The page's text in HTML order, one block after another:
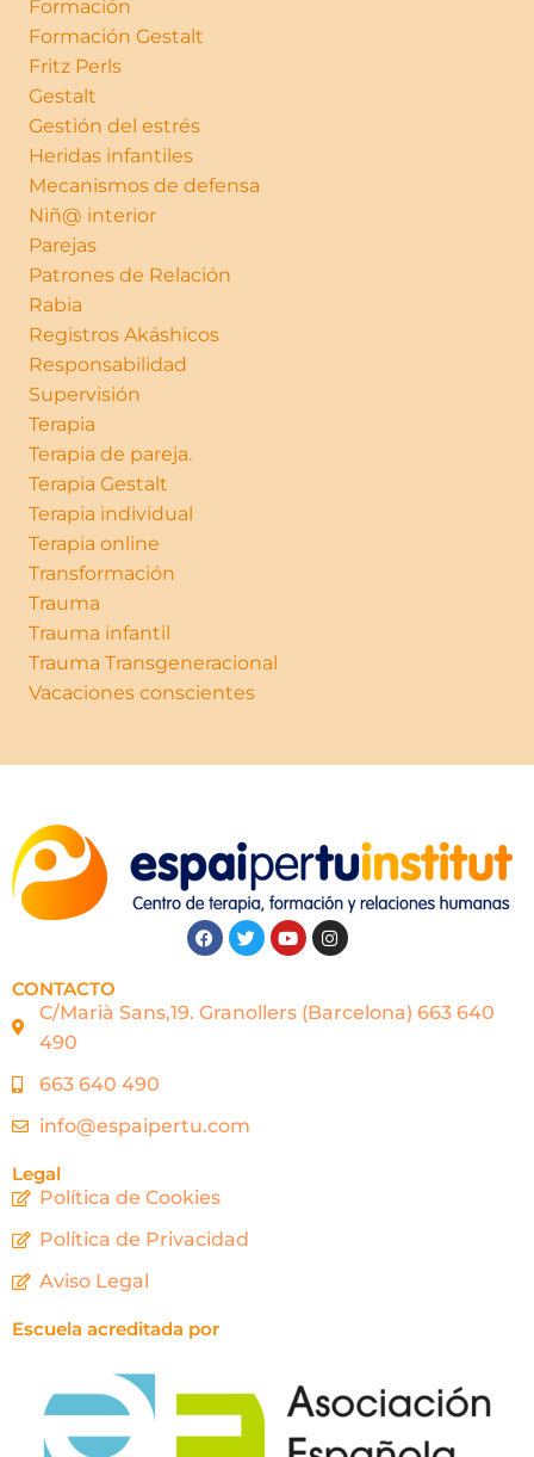
Formación
Formación Gestalt
Fritz Perls
Gestalt
Gestión del estrés
Heridas infantiles
Mecanismos de defensa
Niñ@ interior
Parejas
Patrones de Relación
Rabia
Registros Akáshicos
Responsabilidad
Supervisión
Terapia
Terapia de pareja.
Terapia Gestalt
Terapia individual
Terapia online
Transformación
Trauma
Trauma infantil
Trauma Transgeneracional
Vacaciones conscientes
CONTACTO
C/Marià Sans,19. Granollers (Barcelona) 663 640
490
663 640 490
info@espaipertu.com
Legal
Política de Cookies
Política de Privacidad
Aviso Legal
Escuela acreditada por